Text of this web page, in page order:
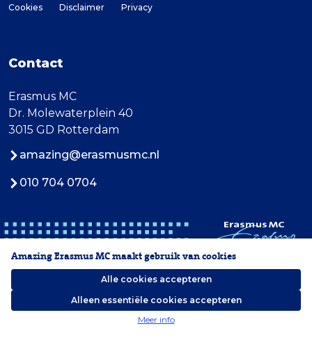
Cookies Disclaimer Privacy
Contact
Erasmus MC
Dr. Molewaterplein 40
3015 GD Rotterdam
amazing@erasmusmc.nl
010 704 0704
2026 Erasmus MC
Amazing Erasmus MC maakt gebruik van cookies
Alle cookies accepteren
Alleen essentiële cookies accepteren
Meer info